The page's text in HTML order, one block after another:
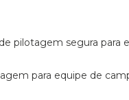
pilotagem segura para
para equipe de